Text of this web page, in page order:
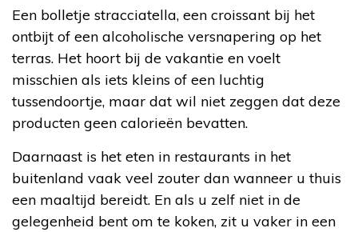
Een bolletje stracciatella, een croissant bij het
ontbijt of een alcoholische versnapering op het
terras. Het hoort bij de vakantie en voelt
misschien als iets kleins of een luchtig
tussendoortje, maar dat wil niet zeggen dat deze
producten geen calorieën bevatten.
Daarnaast is het eten in restaurants in het
buitenland vaak veel zouter dan wanneer u thuis
een maaltijd bereidt. En als u zelf niet in de
gelegenheid bent om te koken, zit u vaker in een